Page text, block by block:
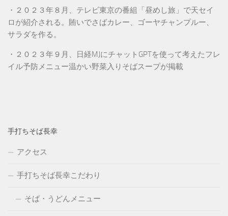
・２０２３年８月、テレビ東京の番組「昼めし旅」で天セイ
ロが紹介される。賄いでさばカレー、ゴーヤチャンプルー、
サラダを作る。
・２０２３年９月、日経MJにチャットGPTを使って考えたフレ
イル予防メニュー温かい野菜入りそばスープが掲載
手打ちそば長幸
アクセス
手打ちそば長幸こだわり
そば・うどんメニュー